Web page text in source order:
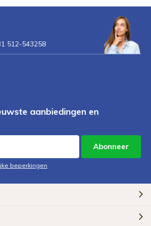
512-543258
aanbiedingen en
Abonneer
beperkingen